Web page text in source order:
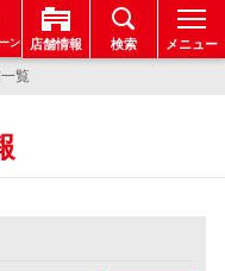
ン 店舗情報 検索 メニュー
覧